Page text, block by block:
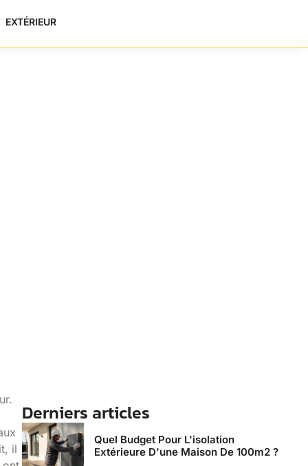
EXTÉRIEUR
il
Derniers articles
Quel Budget Pour L'isolation
Extérieure D'une Maison De 100m2 ?